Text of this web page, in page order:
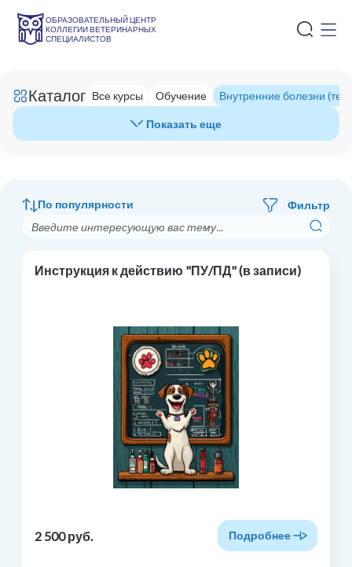
ОБРАЗОВАТЕЛЬНЫЙ ЦЕНТР
КОЛЛЕГИИ ВЕТЕРИНАРНЫХ
СПЕЦИАЛИСТОВ
Каталог Все курсы Обучение Внутренние болезни
Показать еще
По популярности Фильтр
Инструкция к действию "ПУ/ПД" (в записи)
2 500 руб. Подробнее